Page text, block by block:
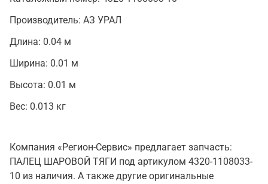
Производитель: АЗ УРАЛ
Длина: 0.04 м
Ширина: 0.01 м
Высота: 0.01 м
Вес: 0.013 кг
Компания «Регион-Сервис» предлагает запчасть:
ПАЛЕЦ ШАРОВОЙ ТЯГИ под артикулом 4320-1108033-
10 из наличия. А также другие оригинальные